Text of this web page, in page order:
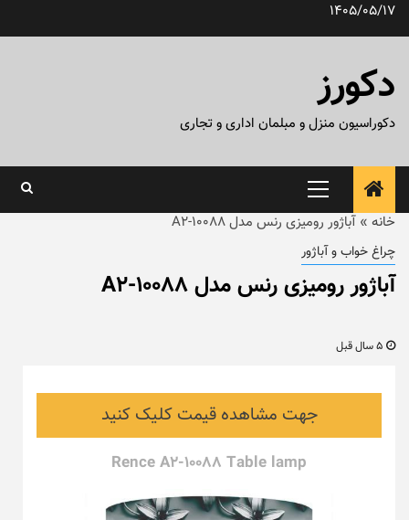
پرش1405/05/17
دکورز
دکوراسیون منزل و مبلمان اداری و تجاری
منوی
اصلی
خانه » آباژور رومیزی رنس مدل A2-10088
چراغ خواب و آباژور
آباژور رومیزی رنس مدل A2-10088
جهت مشاهده قیمت کلیک کنید
Rence A2-10088 Table lamp